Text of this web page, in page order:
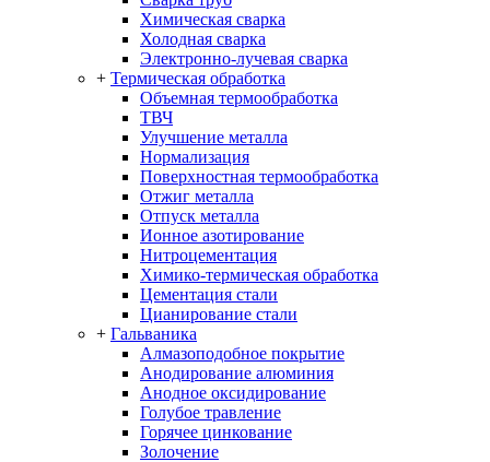
Химическая сварка
Холодная сварка
Электронно-лучевая сварка
+ Термическая обработка
Объемная термообработка
ТВЧ
Улучшение металла
Нормализация
Поверхностная термообработка
Отжиг металла
Отпуск металла
Ионное азотирование
Нитроцементация
Химико-термическая обработка
Цементация стали
Цианирование стали
+ Гальваника
Алмазоподобное покрытие
Анодирование алюминия
Анодное оксидирование
Голубое травление
Горячее цинкование
Золочение